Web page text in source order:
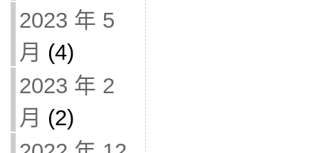
2023 年 5
月 (4)
2023 年 2
月 (2)